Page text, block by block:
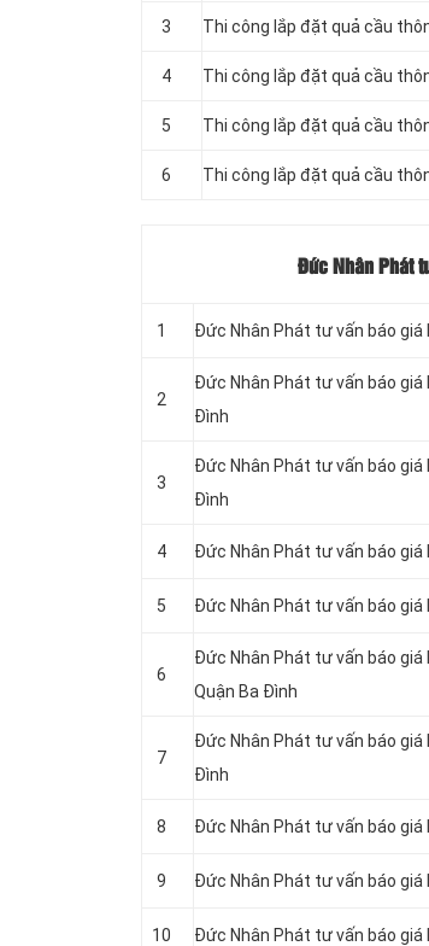
3 Thi công lắp đặt quả cầu
4 Thi công lắp đặt quả cầu
5 Thi công lắp đặt quả cầu
6 Thi công lắp đặt quả cầu
Đức Nhân Phát
1 Đức Nhân Phát tư vấn báo
2
Đức Nhân Phát tư vấn báo
Đình
3
Đức Nhân Phát tư vấn báo giá
Đình
4 Đức Nhân Phát tư vấn báo giá
5 Đức Nhân Phát tư vấn báo giá
6
Đức Nhân Phát tư vấn báo
Quận Ba Đình
7
Đức Nhân Phát tư vấn báo giá
Đình
8 Đức Nhân Phát tư vấn báo giá
9 Đức Nhân Phát tư vấn báo
10 Đức Nhân Phát tư vấn báo